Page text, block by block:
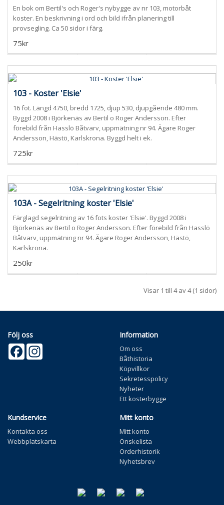
En bok om Bertil's och Roger's nybygge av nr 103, motorbåt
koster. En beskrivning i ord och bild ifrån planering till
provsegling. Ca 50 sidor i färg.
75kr
103 - Koster 'Elsie'
16 fot. Längd 4750, bredd 1725, djup 530, djupgående 480 mm.
Byggd 2008 i Björkenäs av Bertil o Roger Andersson. Efter
förebild från Hasslö Båtvarv, uppmätning nr 94. Ägare Roger
Andersson, Hästö, Karlskrona. Byggd helt i ek.
725kr
103A - Segelritning koster 'Elsie'
Färglagd segelritning av 16 fots koster 'Elsie'. Byggd 2008 i
Björkenäs av Bertil o Roger Andersson. Efter förebild från Hasslö
Båtvarv, uppmätning nr 94. Ägare Roger Andersson, Hästö,
Karlskrona.
250kr
Visar 1 till 4 av 4 (1 sidor)
Följ oss
Facebook
Information
Om oss
Båthistoria
Köpvillkor
Sekretesspolicy
Nyheter
Ett kosterbygge
Kundservice
Kontakta oss
Webbplatskarta
Mitt konto
Mitt konto
Önskelista
Orderhistorik
Nyhetsbrev